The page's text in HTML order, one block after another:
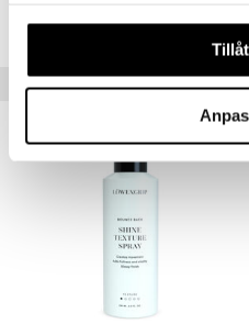
våra cookies vid fortsatt